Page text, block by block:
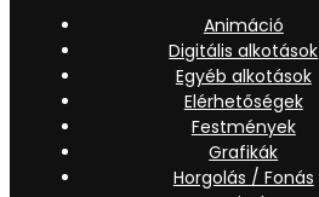
Animáció
Digitális alkotások
Egyéb alkotások
Elérhetőségek
Festmények
Grafikák
Horgolás / Fonás